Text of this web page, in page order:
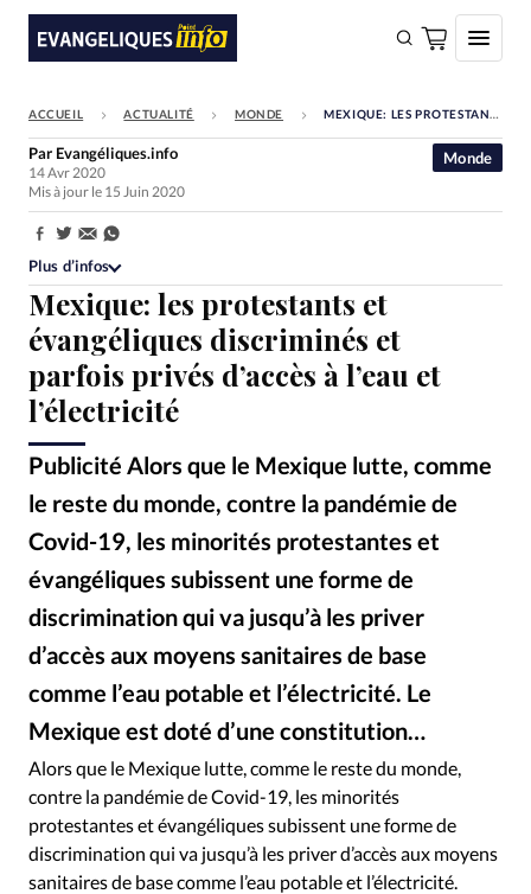
FAIRE UN DON
Faire un don
Société
Monde
Bible
Toute l'actualité
Se connecter
Devise:CHF
RUBRIQUES
Culture
Eglises
Histoire
Mission
Monde People Politique
Religions
Société
ACCUEIL ACTUALITÉ MONDE MEXIQUE: LES PROTESTANTS ET ÉVANGÉLIQUES DISCRIMINÉS ET PARFOIS PRIVÉS D’ACCÈS À L’EAU ET L’ÉLECTRICITÉ
Mexique: les protestants et
évangéliques discriminés et
parfois privés d’accès à l’eau et
l’électricité
Publicité Alors que le Mexique lutte, comme
le reste du monde, contre la pandémie de
Covid-19, les minorités protestantes et
évangéliques subissent une forme de
discrimination qui va jusqu’à les priver
d’accès aux moyens sanitaires de base
comme l’eau potable et l’électricité. Le
Mexique est doté d’une constitution…
Monde
Par Evangéliques.info
14 Avr 2020
Mis à jour le 15 Juin 2020
Partager:
Plus d’infos
© Eglise indienne au Chiapas ©Flickr
Alors que le Mexique lutte, comme le reste du monde,
contre la pandémie de Covid-19, les minorités
protestantes et évangéliques subissent une forme de
discrimination qui va jusqu’à les priver d’accès aux moyens
sanitaires de base comme l’eau potable et l’électricité.